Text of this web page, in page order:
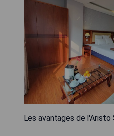
Les avantages de l'Aristo